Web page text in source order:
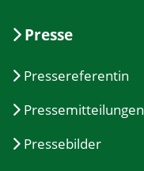
Presse
Pressereferentin
Pressemitteilungen
Pressebilder